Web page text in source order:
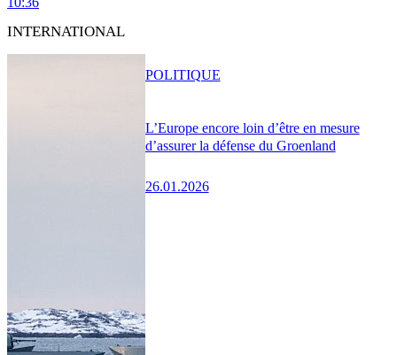
INTERNATIONAL
L’Europe encore loin d’être en mesure
d’assurer la défense du Groenland
26.01.2026
POLITIQUE